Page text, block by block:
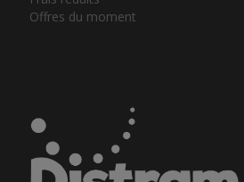
Offres du moment